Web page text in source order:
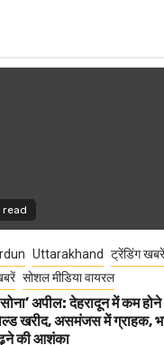
read
Uttarakhand
ट्रेंडिंग खबरें
सोशल मीडिया वायरल
अपील: देहरादून में कम
खरीद, असमंजस में ग्राहक,
की आशंका